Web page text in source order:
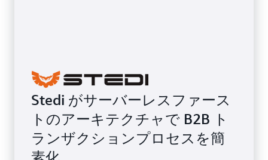
Stedi がサーバーレスファース
トのアーキテクチャで B2B ト
ランザクションプロセスを簡